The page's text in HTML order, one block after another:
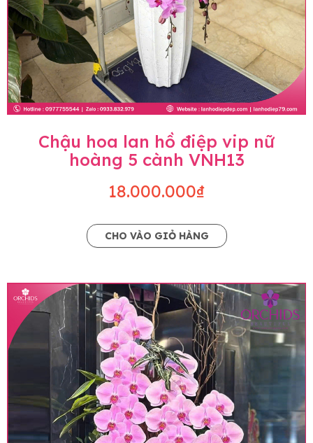
Chậu hoa lan hồ điệp vip nữ
hoàng 5 cành VNH13
18.000.000₫
CHO VÀO GIỎ HÀNG